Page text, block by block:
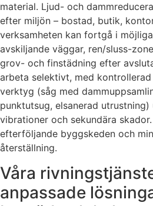
material. Ljud- och
efter miljön – bostad, butik,
verksamheten kan fortgå i
avskiljande väggar, ren/sluss-
grov- och finstädning efter
arbeta selektivt, med
verktyg (såg med
punktutsug, elsanerad
vibrationer och sekundära
efterföljande byggskeden och
återställning.
Våra
anpassade